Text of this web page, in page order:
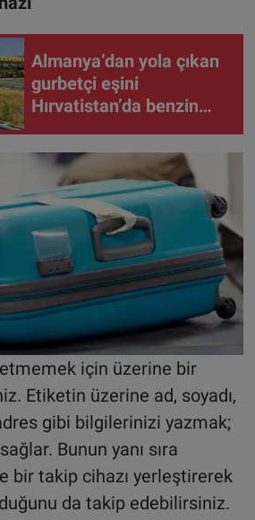
Almanya’dan yola çıkan
gurbetçi eşini
Hırvatistan’da benzin
için üzerine bir
Etiketin üzerine ad, soyadı,
gibi bilgilerinizi yazmak;
Bunun yanı sıra
bir takip cihazı yerleştirerek
da takip edebilirsiniz.